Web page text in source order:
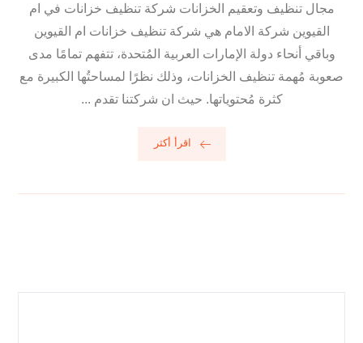
مجال تنظيف وتعقيم الخزانات شركة تنظيف خزانات في ام
القيوين شركة الامام هي شركة تنظيف خزانات ام القيوين
وباقي أنحاء دولة الإمارات العربية المُتحدة، تتفهم تمامًا مدى
صعوبة مُهمة تنظيف الخزانات، وذلك نظرًا لمساحتُها الكبيرة مع
كثرة مُحتوياتها. حيث ان شركتنا تقدم ...
اقرأ أكثر